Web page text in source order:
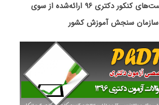
پاسخنامه تست‌های کنکور دکتری ۹۶ ارائه‌شده از سوی
سازمان سنجش آموزش کشور